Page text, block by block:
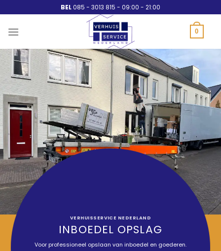
naar
inhoud
BEL085 - 3013 815 - 09:00 - 21:00
0
VERHUISSERVICE NEDERLAND
INBOEDEL OPSLAG
Voor professioneel opslaan van inboedel en goederen.